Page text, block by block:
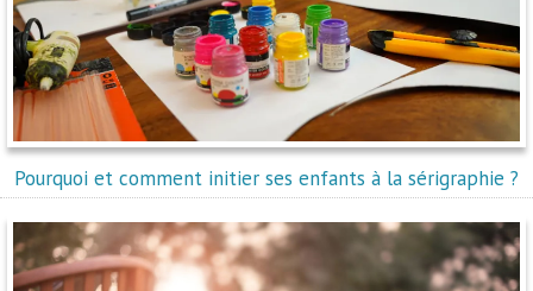
Pourquoi et comment initier ses enfants à la sérigraphie ?